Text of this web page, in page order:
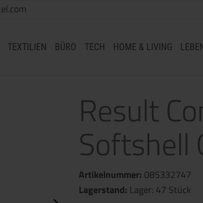
TEXTILIEN BÜRO TECH HOME & LIVING
Result
Softshell
Artikelnummer: 085332747
Lagerstand: Lager: 47 Stück